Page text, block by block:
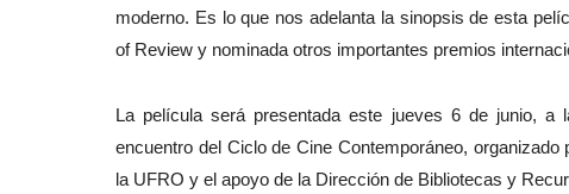
moderno. Es lo que nos adelanta la sinopsis de esta
of Review y nominada otros importantes premios
La película será presentada este jueves 6 de junio, a
encuentro del Ciclo de Cine Contemporáneo,
la UFRO y el apoyo de la Dirección de Bibliotecas y